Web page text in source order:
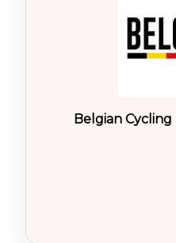
Belgian Cycling